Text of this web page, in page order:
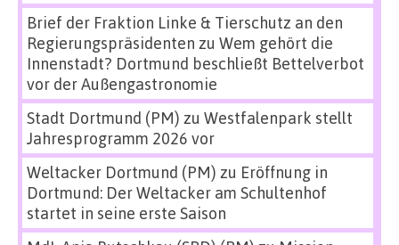
Brief der Fraktion Linke & Tierschutz an den
Regierungspräsidenten zu Wem gehört die
Innenstadt? Dortmund beschließt Bettelverbot
vor der Außengastronomie
Stadt Dortmund (PM) zu Westfalenpark stellt
Jahresprogramm 2026 vor
Weltacker Dortmund (PM) zu Eröffnung in
Dortmund: Der Weltacker am Schultenhof
startet in seine erste Saison